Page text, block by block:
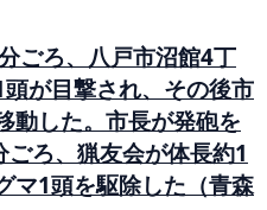
ごろ、八戸市沼館4丁
が目撃され、その後市
動した。市長が発砲を
ろ、猟友会が体長約1
マ1頭を駆除した（青森